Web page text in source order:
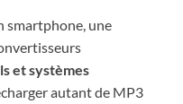
smartphone, une
et systèmes
autant de MP3